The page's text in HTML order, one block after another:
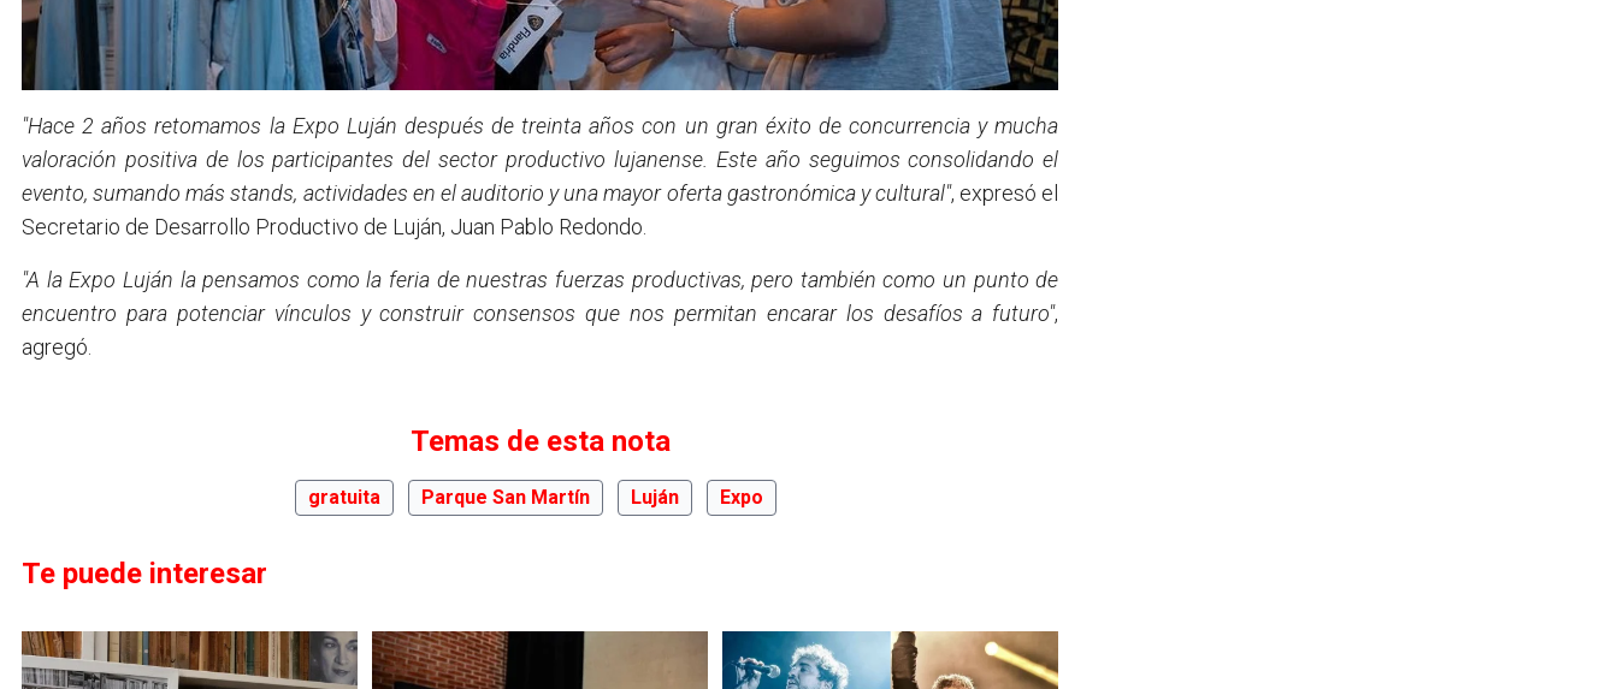
"Hace 2 años retomamos la Expo Luján después de treinta años con un gran éxito de concurrencia y mucha
valoración positiva de los participantes del sector productivo lujanense. Este año seguimos consolidando el
evento, sumando más stands, actividades en el auditorio y una mayor oferta gastronómica y cultural", expresó el
Secretario de Desarrollo Productivo de Luján, Juan Pablo Redondo.
"A la Expo Luján la pensamos como la feria de nuestras fuerzas productivas, pero también como un punto de
encuentro para potenciar vínculos y construir consensos que nos permitan encarar los desafíos a futuro",
agregó.
Temas de esta nota
gratuita Parque San Martín Luján Expo
Te puede interesar